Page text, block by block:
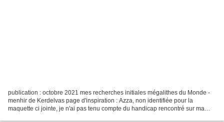
publication : octobre 2021 mes recherches initiales mégalithes du Monde -
menhir de Kerdelvas page d'inspiration : Azza, non identifiée pour la
maquette ci jointe, je n'ai pas tenu compte du handicap rencontré sur ma